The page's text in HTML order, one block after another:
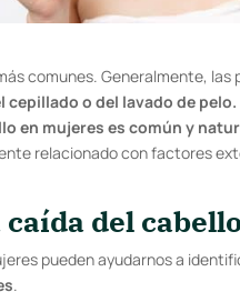
comunes. Generalmente, las
cepillado o del lavado de pelo.
en mujeres es común y
relacionado con factores
del
pueden ayudarnos a
.